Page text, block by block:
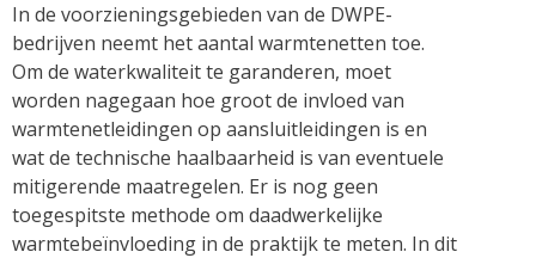
In de voorzieningsgebieden van de DWPE-
bedrijven neemt het aantal warmtenetten toe.
Om de waterkwaliteit te garanderen, moet
worden nagegaan hoe groot de invloed van
warmtenetleidingen op aansluitleidingen is en
wat de technische haalbaarheid is van eventuele
mitigerende maatregelen. Er is nog geen
toegespitste methode om daadwerkelijke
warmtebeïnvloeding in de praktijk te meten. In dit